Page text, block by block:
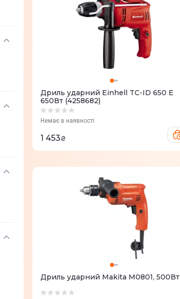
Дриль ударний Einhell TC-ID 650 E
650Вт (4258682)
Немає в наявності
1 453₴
Дриль ударний Makita M0801, 500Вт